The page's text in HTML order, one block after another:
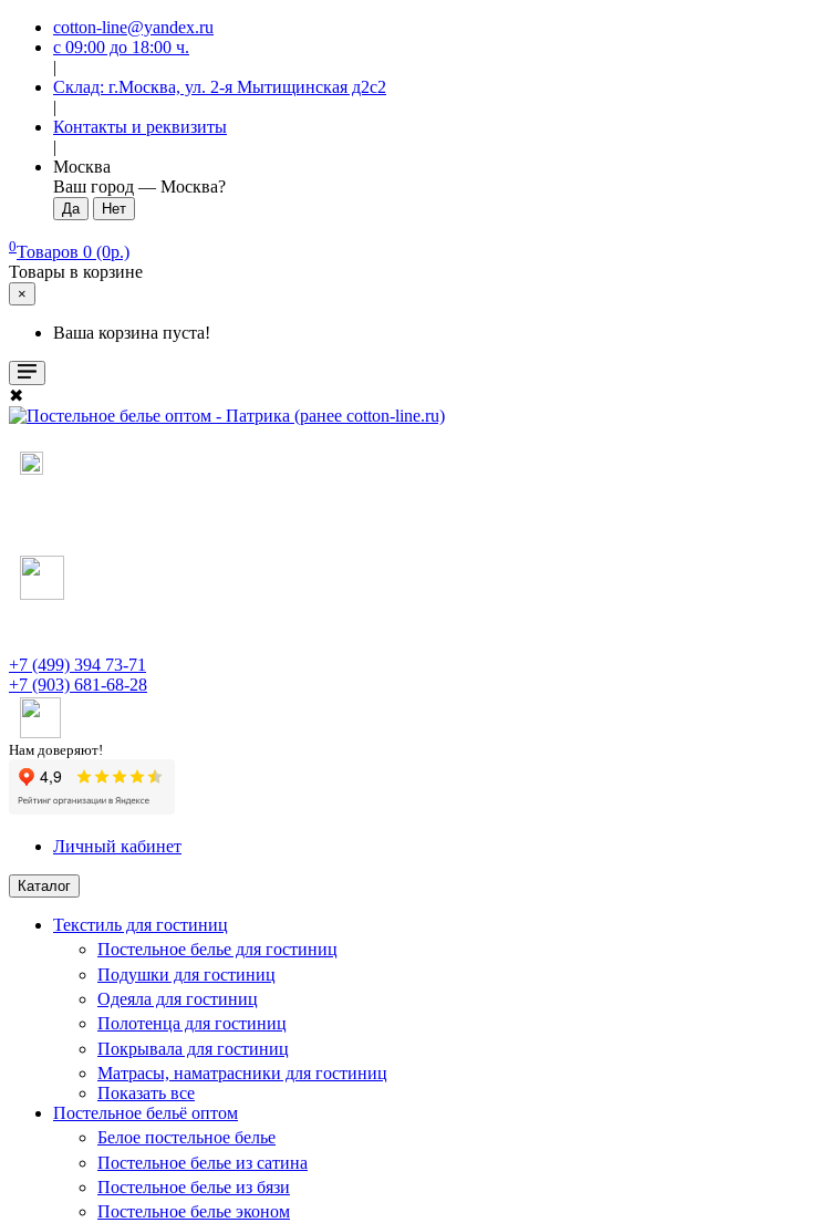
cotton-line@yandex.ru
с 09:00 до 18:00 ч.
|
Склад: г.Москва, ул. 2-я Мытищинская д2с2
|
Контакты и реквизиты
|
Москва
Ваш город — Москва?
0Товаров 0 (0р.)
Товары в корзине
×
Ваша корзина пуста!
✖
+7 (499) 394 73-71
+7 (903) 681-68-28
Нам доверяют!
Личный кабинет
Каталог
Текстиль для гостиниц
Постельное белье для гостиниц
Подушки для гостиниц
Одеяла для гостиниц
Полотенца для гостиниц
Покрывала для гостиниц
Матрасы, наматрасники для гостиниц
Показать все
Постельное бельё оптом
Белое постельное белье
Постельное белье из сатина
Постельное белье из бязи
Постельное белье эконом